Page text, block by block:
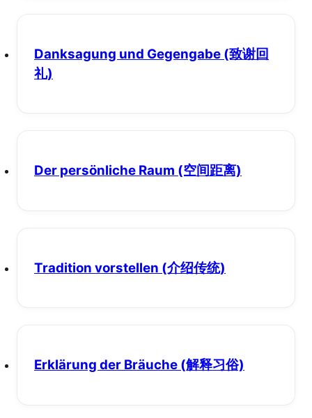
Danksagung und Gegengabe (致谢回
礼)
Der persönliche Raum (空间距离)
Tradition vorstellen (介绍传统)
Erklärung der Bräuche (解释习俗)